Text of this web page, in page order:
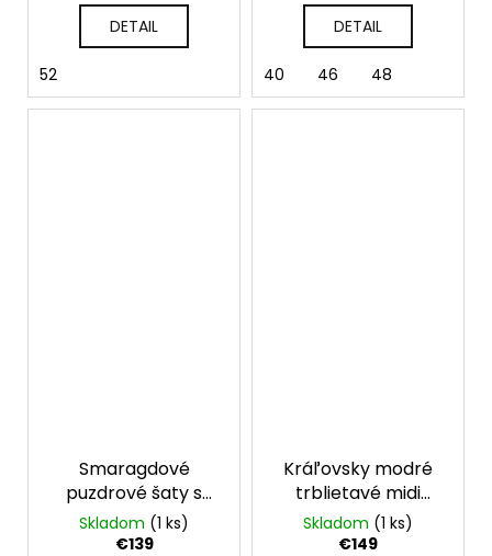
DETAIL
52
DETAIL
40 46 48
Smaragdové
puzdrové šaty s
krátkym rukávom
Millie
Skladom (1 ks)
€139
Kráľovsky modré
trblietavé midi
spoločenské šaty
Skladom (1 ks)
€149